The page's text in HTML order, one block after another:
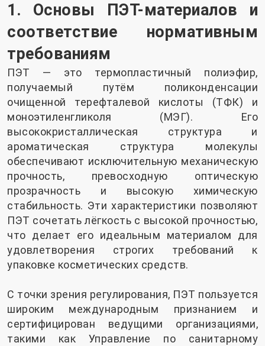
1. Основы ПЭТ-материалов и
соответствие нормативным
требованиям
ПЭТ — это термопластичный полиэфир,
получаемый путём поликонденсации
очищенной терефталевой кислоты (ТФК) и
моноэтиленгликоля (МЭГ). Его
высококристаллическая структура и
ароматическая структура молекулы
обеспечивают исключительную механическую
прочность, превосходную оптическую
прозрачность и высокую химическую
стабильность. Эти характеристики позволяют
ПЭТ сочетать лёгкость с высокой прочностью,
что делает его идеальным материалом для
удовлетворения строгих требований к
упаковке косметических средств.
С точки зрения регулирования, ПЭТ пользуется
широким международным признанием и
сертифицирован ведущими организациями,
такими как Управление по санитарному